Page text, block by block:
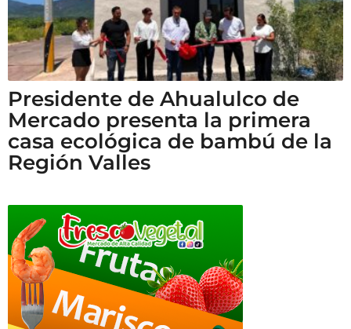
Presidente de Ahualulco de
Mercado presenta la primera
casa ecológica de bambú de la
Región Valles